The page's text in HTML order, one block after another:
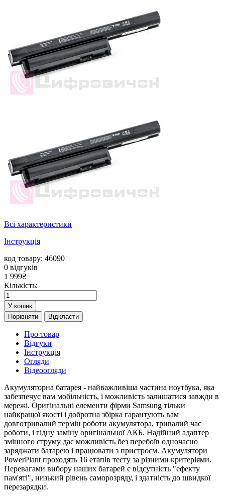
Всі характеристики
Інструкція
код товару: 46090
0 відгуків
1 999₴
Кількість:
У кошик
Порівняти
Відкласти
Про товар
Відгуки
Інструкція
Огляди
Відеоогляди
Акумуляторна батарея - найважливіша частина ноутбука, яка
забезпечує вам мобільність, і можливість залишатися завжди в
мережі. Оригінальні елементи фірми Samsung тільки
найкращої якості і добротна збірка гарантують вам
довготривалий термін роботи акумулятора, тривалий час
роботи, і гідну заміну оригінальної АКБ. Надійний адаптер
змінного струму дає можливість без перебоїв одночасно
заряджати батарею і працювати з пристроєм. Акумулятори
PowerPlant проходять 16 етапів тесту за різними критеріями.
Перевагами вибору наших батарей є відсутність "ефекту
пам'яті", низький рівень саморозряду, і здатність до швидкої
перезарядки.